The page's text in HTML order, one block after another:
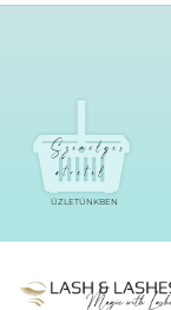
Személyes
átvétel
ÜZLETÜNKBEN